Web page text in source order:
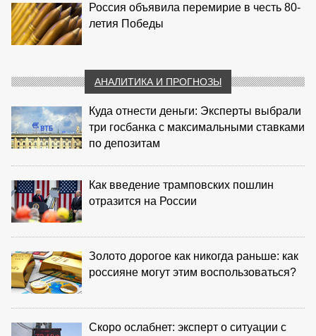
Россия объявила перемирие в честь 80-
летия Победы
АНАЛИТИКА И ПРОГНОЗЫ
Куда отнести деньги: Эксперты выбрали
три госбанка с максимальными ставками
по депозитам
Как введение трамповских пошлин
отразится на России
Золото дорогое как никогда раньше: как
россияне могут этим воспользоваться?
Скоро ослабнет: эксперт о ситуации с